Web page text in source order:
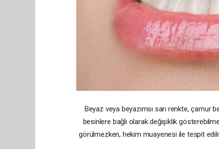
Beyaz veya beyazımsı sarı renkte, çamur
besinlere bağlı olarak değişiklik
görülmezken, hekim muayenesi ile tespit